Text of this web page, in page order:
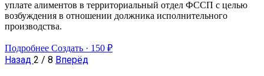
уплате алиментов в территориальный отдел ФССП с целью
возбуждения в отношении должника исполнительного
производства.
Подробнее Создать · 150 ₽
Назад 2 / 8 Вперёд